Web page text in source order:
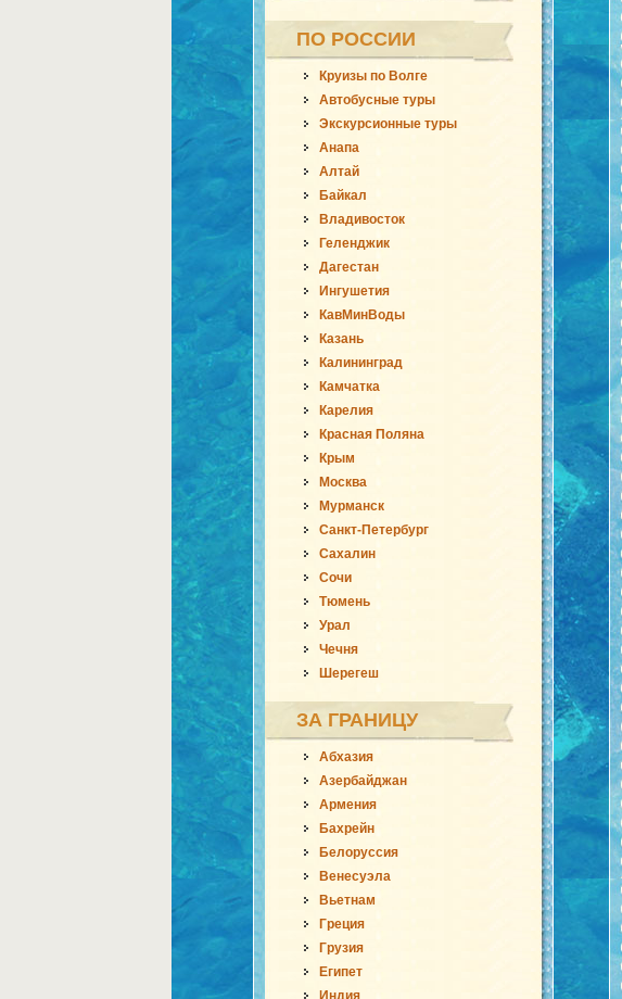
ПО РОССИИ
Круизы по Волге
Автобусные туры
Экскурсионные туры
Анапа
Алтай
Байкал
Владивосток
Геленджик
Дагестан
Ингушетия
КавМинВоды
Казань
Калининград
Камчатка
Карелия
Красная Поляна
Крым
Москва
Мурманск
Санкт-Петербург
Сахалин
Сочи
Тюмень
Урал
Чечня
Шерегеш
ЗА ГРАНИЦУ
Абхазия
Азербайджан
Армения
Бахрейн
Белоруссия
Венесуэла
Вьетнам
Греция
Грузия
Египет
Индия